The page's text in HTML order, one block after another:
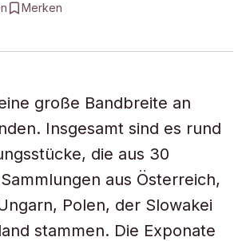
Merken
große Bandbreite an
Insgesamt sind es rund
die aus 30
aus Österreich,
Polen, der Slowakei
stammen. Die Exponate